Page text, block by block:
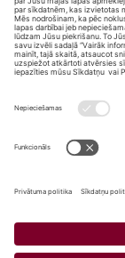
E-
ALKOHOLA
NODOŠANA
AIZLIEGTA.